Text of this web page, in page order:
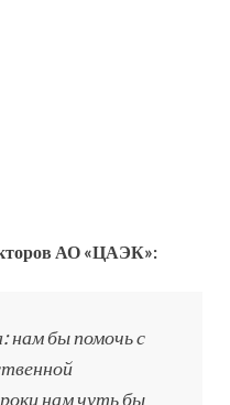
АО «ЦАЭК»:
нам бы помочь с
нам чуть бы